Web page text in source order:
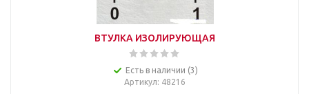
ВТУЛКА ИЗОЛИРУЮЩАЯ
Есть в наличии (3)
Артикул: 48216